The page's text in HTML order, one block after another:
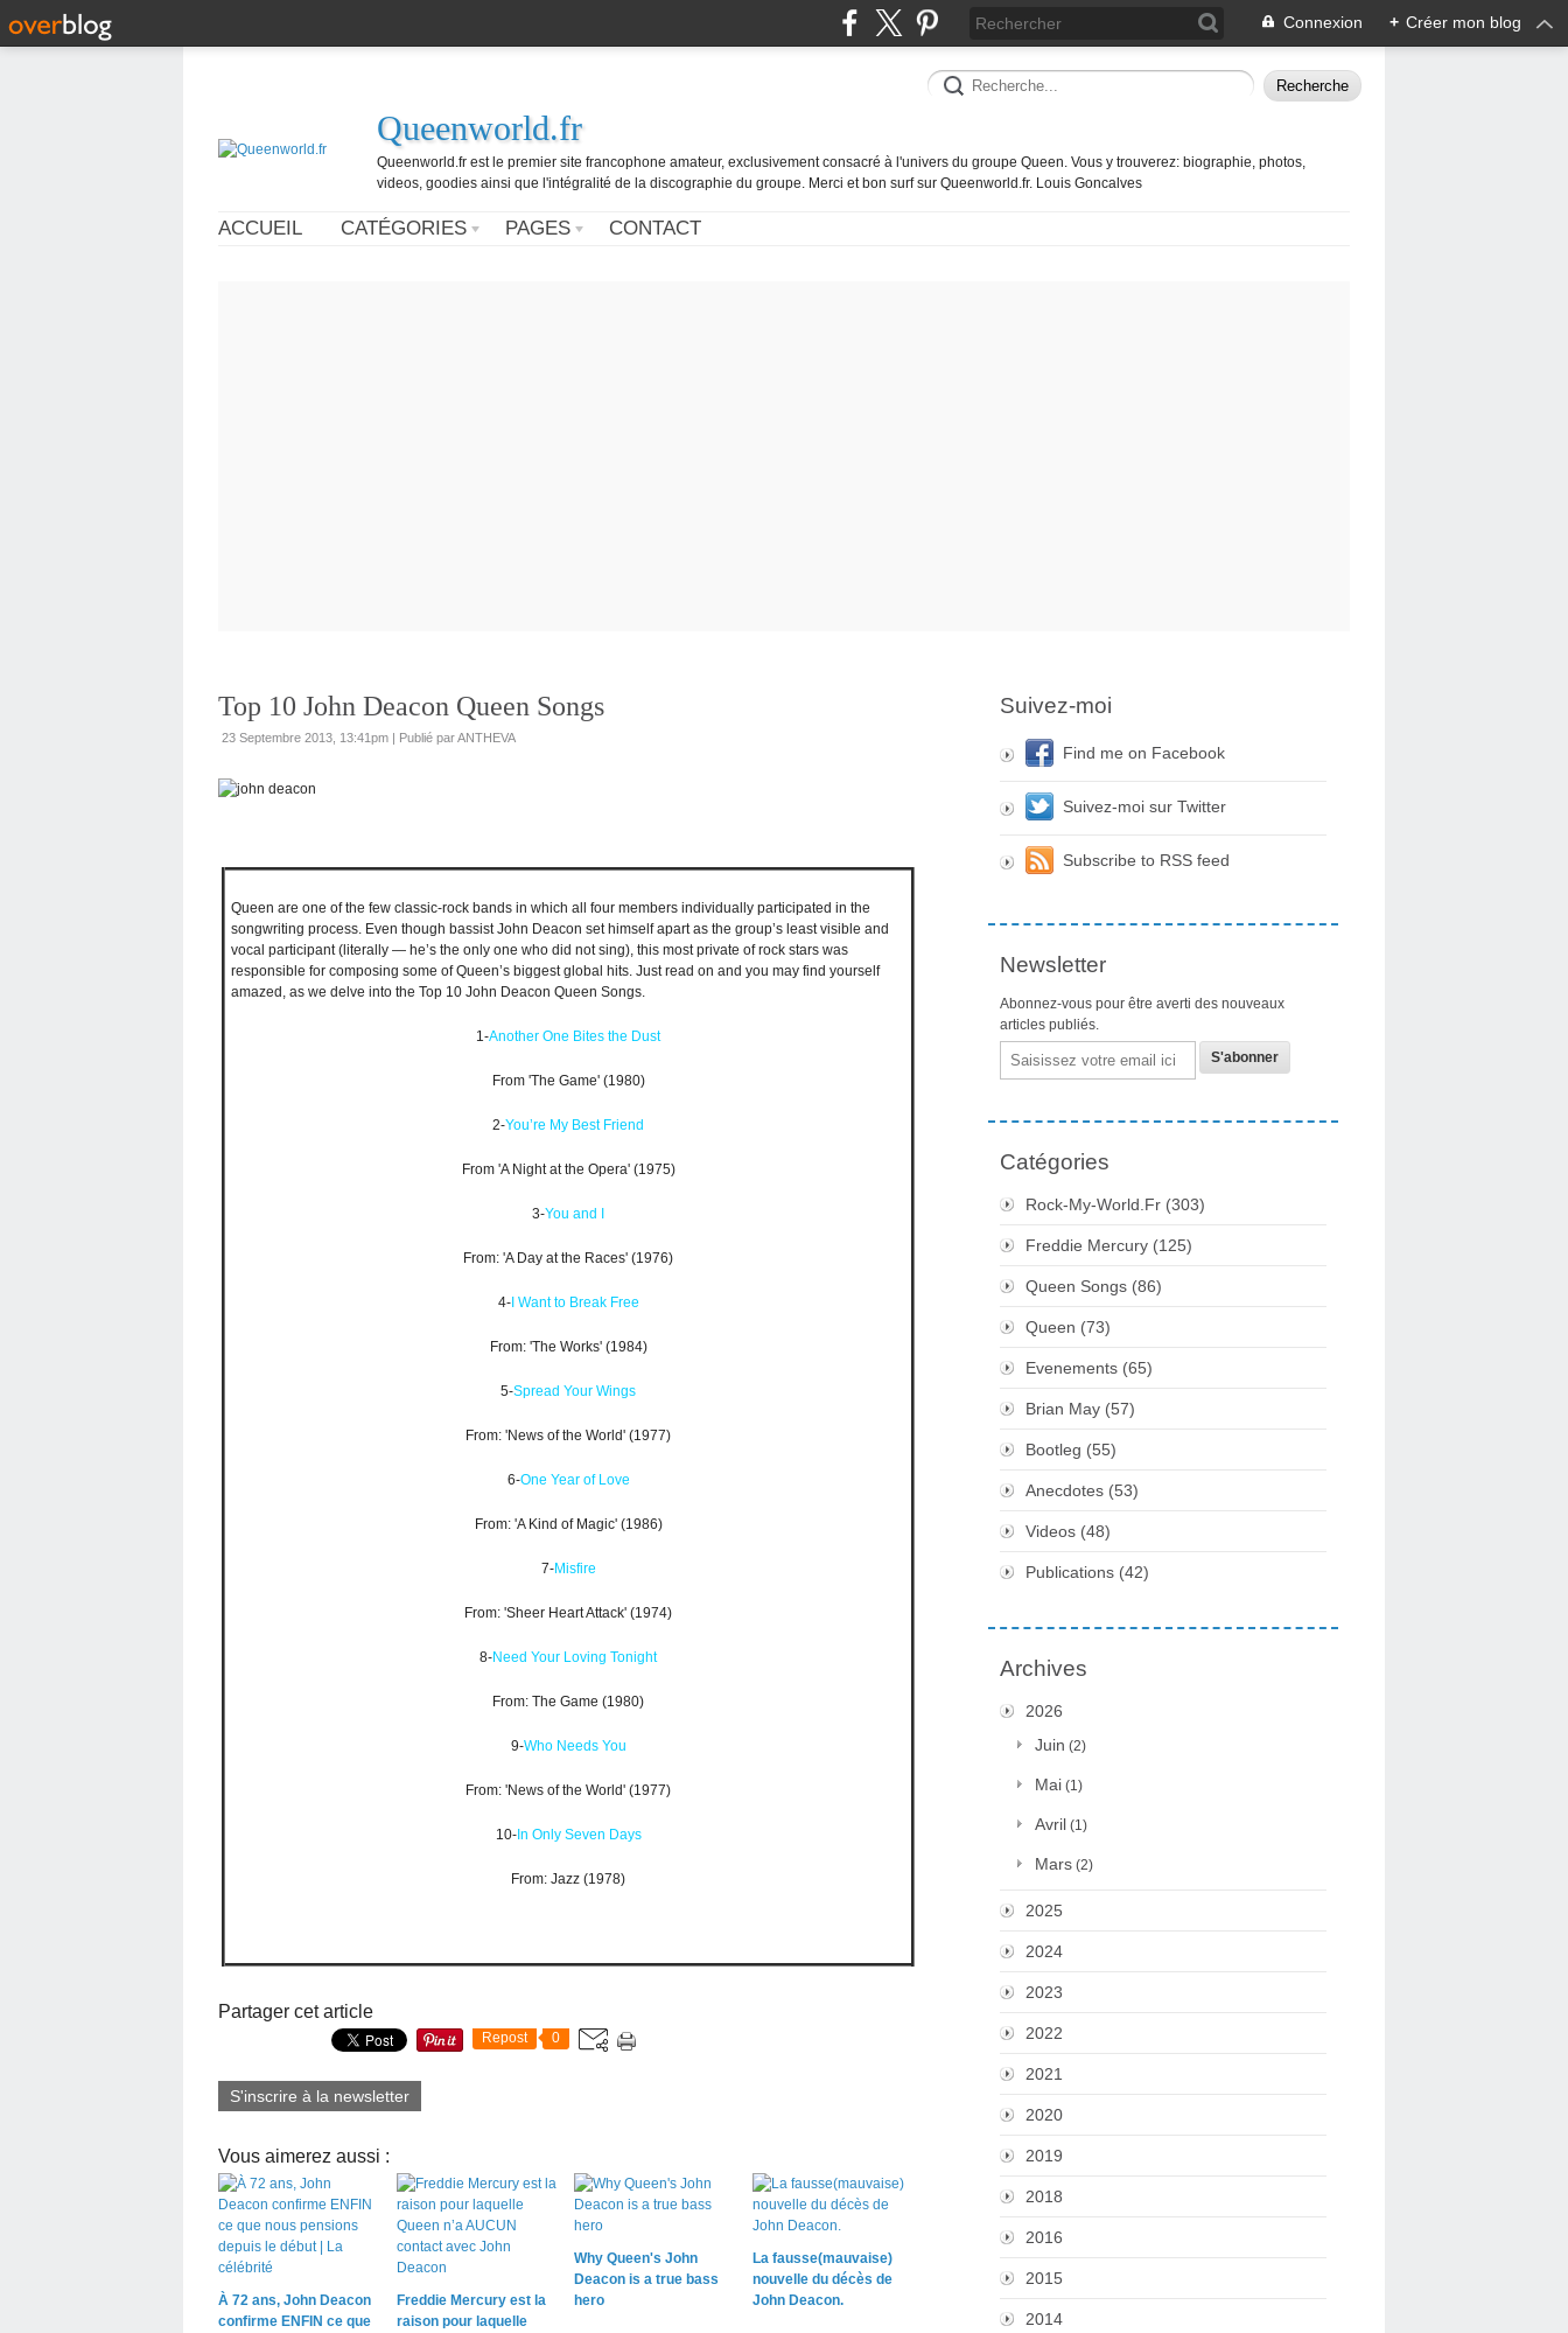
Connexion + Créer mon blog
Queenworld.fr
Queenworld.fr est le premier site francophone amateur, exclusivement consacré à l'univers du groupe Queen. Vous y trouverez: biographie, photos,
videos, goodies ainsi que l'intégralité de la discographie du groupe. Merci et bon surf sur Queenworld.fr. Louis Goncalves
ACCUEIL CATÉGORIES PAGES CONTACT
Top 10 John Deacon Queen Songs
23 Septembre 2013, 13:41pm | Publié par ANTHEVA
Queen are one of the few classic-rock bands in which all four members individually participated in the
songwriting process. Even though bassist John Deacon set himself apart as the group’s least visible and
vocal participant (literally — he’s the only one who did not sing), this most private of rock stars was
responsible for composing some of Queen’s biggest global hits. Just read on and you may find yourself
amazed, as we delve into the Top 10 John Deacon Queen Songs.
1-Another One Bites the Dust
From 'The Game' (1980)
2-You’re My Best Friend
From 'A Night at the Opera' (1975)
3-You and I
From: 'A Day at the Races' (1976)
4-I Want to Break Free
From: 'The Works' (1984)
5-Spread Your Wings
From: 'News of the World' (1977)
6-One Year of Love
From: 'A Kind of Magic' (1986)
7-Misfire
From: 'Sheer Heart Attack' (1974)
8-Need Your Loving Tonight
From: The Game (1980)
9-Who Needs You
From: 'News of the World' (1977)
10-In Only Seven Days
From: Jazz (1978)
Partager cet article
Repost 0
S'inscrire à la newsletter
Vous aimerez aussi :
À 72 ans, John Deacon
confirme ENFIN ce que
Freddie Mercury est la
raison pour laquelle
Why Queen's John
Deacon is a true bass
hero
La fausse(mauvaise)
nouvelle du décès de
John Deacon.
Suivez-moi
Find me on Facebook
Suivez-moi sur Twitter
Subscribe to RSS feed
Newsletter
Abonnez-vous pour être averti des nouveaux
articles publiés.
Email
Catégories
Rock-My-World.fr (303)
Freddie Mercury (125)
Queen Songs (86)
Queen (73)
Evenements (65)
Brian May (57)
Bootleg (55)
Anecdotes (53)
Videos (48)
Publications (42)
Archives
2026
Juin (2)
Mai (1)
Avril (1)
Mars (2)
2025
2024
2023
2022
2021
2020
2019
2018
2016
2015
2014